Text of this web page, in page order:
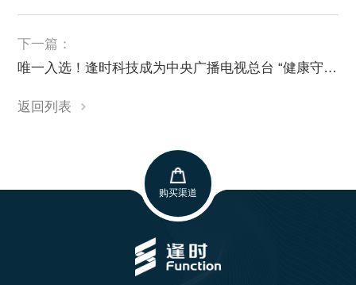
下一篇：
唯一入选！逢时科技成为中央广播电视总台 “健康守护品牌”，以海洋科技响应健康中国战略
返回列表
购买渠道